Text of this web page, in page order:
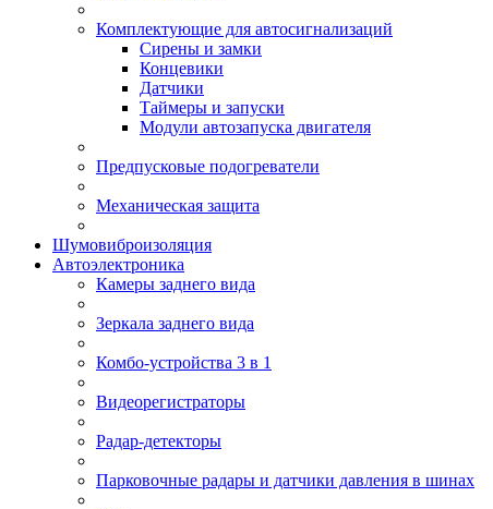
Комплектующие для автосигнализаций
Сирены и замки
Концевики
Датчики
Таймеры и запуски
Модули автозапуска двигателя
Предпусковые подогреватели
Механическая защита
Шумовиброизоляция
Автоэлектроника
Камеры заднего вида
Зеркала заднего вида
Комбо-устройства 3 в 1
Видеорегистраторы
Радар-детекторы
Парковочные радары и датчики давления в шинах